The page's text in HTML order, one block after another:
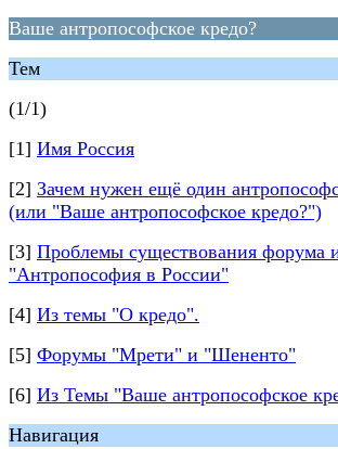
Ваше антропософское кредо?
Тем
(1/1)
[1] Имя Россия
[2] Зачем нужен ещё один
(или "Ваше антропософское кредо?")
[3] Проблемы существования форума
"Антропософия в России"
[4] Из темы "О кредо".
[5] Форумы "Мрети" и "Шененто"
[6] Из Темы "Ваше антропософское
Навигация